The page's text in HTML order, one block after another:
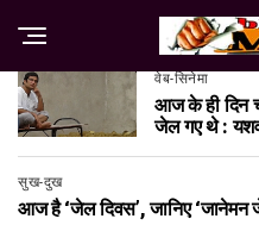
वेब-सिनेमा
आज के ही दिन
जेल गए थे :
सुख-दुख
आज है ‘जेल दिवस’, जानिए